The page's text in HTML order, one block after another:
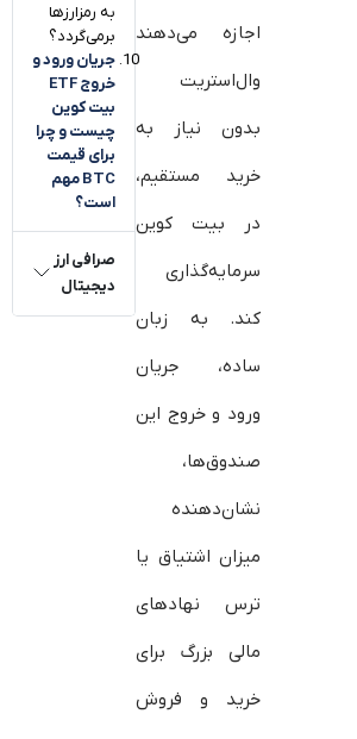
اجازه می‌دهند
وال‌استریت
بدون نیاز به
خرید مستقیم،
در بیت‌ کوین
سرمایه‌گذاری
کند. به زبان
ساده، جریان
ورود و خروج این
صندوق‌ها،
نشان‌دهنده
میزان اشتیاق یا
ترس نهادهای
مالی بزرگ برای
خرید و فروش
به رمزارزها
برمی‌گردد؟
جریان ورود و
خروج ETF
بیت‌ کوین
چیست و چرا
برای قیمت
BTC مهم
است؟
صرافی ارز
دیجیتال